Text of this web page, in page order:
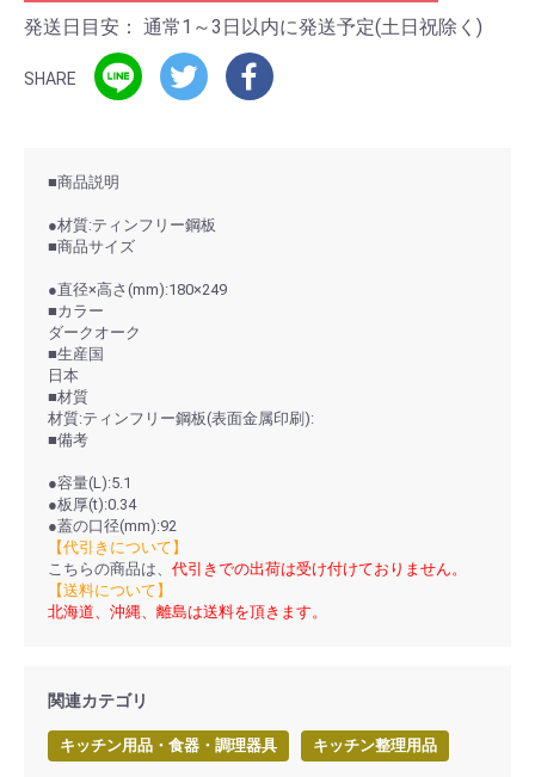
発送日目安： 通常1～3日以内に発送予定(土日祝除く)
SHARE
■商品説明
●材質:ティンフリー鋼板
■商品サイズ
●直径×高さ(mm):180×249
■カラー
ダークオーク
■生産国
日本
■材質
材質:ティンフリー鋼板(表面金属印刷):
■備考
●容量(L):5.1
●板厚(t):0.34
●蓋の口径(mm):92
【代引きについて】
こちらの商品は、 代引きでの出荷は受け付けておりません。
【送料について】
北海道、沖縄、離島は送料を頂きます。
関連カテゴリ
キッチン用品・食器・調理器具 キッチン整理用品